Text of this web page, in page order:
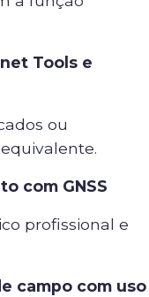
Tools e
ou
com GNSS
profissional e
campo com uso